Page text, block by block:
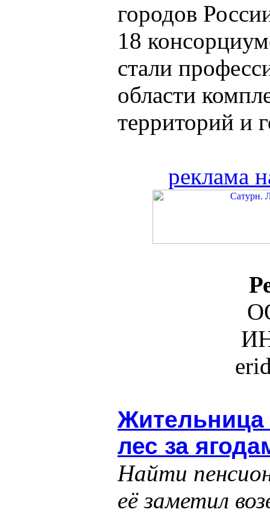
городов
18
стали
области
территорий и
реклама
Жительница
лес за
Найти
её заметил